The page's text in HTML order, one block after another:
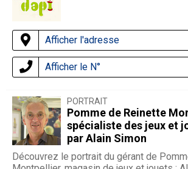
Afficher l'adresse
Afficher le N°
PORTRAIT
Pomme de Reinette
spécialiste des jeux et
par Alain Simon
Découvrez le portrait du gérant de